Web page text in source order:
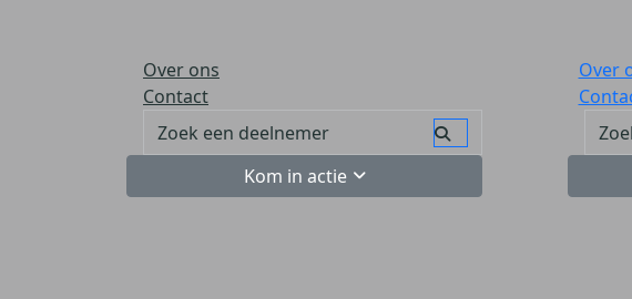
Over ons
Contact
Kom in actie
Over